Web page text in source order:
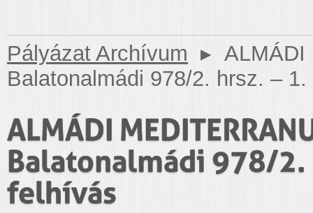
Pályázat Archívum ▸ ALMÁDI
Balatonalmádi 978/2. hrsz. –
ALMÁDI
Balatonalmádi 978/2.
felhívás